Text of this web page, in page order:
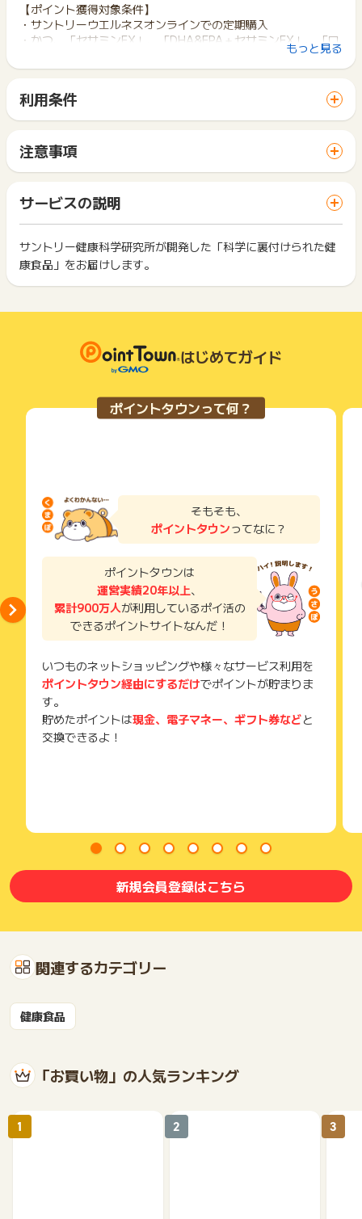
【ポイント獲得対象条件】
・サントリーウエルネスオンラインでの定期購入
・かつ、「セサミンEX」、「DHA&EPA＋セサミンEX」、「ロ
・申込から1年以上の継続した場合
【ポイント獲得対象外条件】
・不正申込や発送前キャンセル
・サントリーウエルネスオンラインでの2回目以降の購入
・「セサミンEX」、「DHA&EPA＋セサミンEX」、「ロコモ
ア」以外のポイント獲得対象外商品の購入
・申込から1年以内の解約した場合
※定期購入の定義は「当該商品の初めての定期購入」であり、す
でにサントリーウエルネスの既存購入者でも、該当商品の定期
購入が初ならば定期購入として獲得対象です。
過去ロコモアを通常購入したことがある方が、ロコモアを定
過去ロコモアを通常購入したことがある方が、DHAを定期で
購入 →定期購入として獲得対象
過去ロコモアを定期購入して現在解約済の方が、ロコモアを
定期で購入 →定期購入として獲得対象外
ざいます。
もっと見る
利用条件
サイトに移動してからお申し込みやお買い物が完了するまでの
間に、同じブラウザ（※）で他のサイトに移動した場合はポイン
ト獲得ができません。
「 ショッピングでポイントGET 」ボタンを押した時とサービ
ス・お買い物利用時で、デバイス・ブラウザが異なる場合はポ
イント獲得ができません。
2回以上同じお買い物・サービスをご利用される場合は、毎回
ポイントタウンに戻り、「 ショッピングでポイントGET 」ボ
下記の事項に該当する場合、広告主側で対象外とみなし、「獲
・同一端末や同一世帯で、繰り返し利用不可のサービス・お買
い物を複数回ご利用された場合
・他のポイントサイトや比較サイト、検索サイトなどを経由し
ご利用前には、Cookieの削除をおこなっていただくことを推奨
します。
読みください。
お申し込みやお買い物後、利用したサイトから送られる購入完
獲得待ち・獲得失敗の状態でお問い合わせされる際に、該当の
メールを送っていただく場合がございます。
そのため、紛失・破棄された場合は対応いたしかねますので、
ご注意ください。
注意事項
一部のサービスにつきましては、1商品につき10円単位の金額
は切り捨てとなります。
ポイント獲得が1ポイント未満のものは切り捨てとなり、ポイ
ント履歴には記載されません。
原則として広告主側のポイント等を利用して支払われた金額分
につきましては、ポイントタウンのポイント獲得の対象には含
まれません。
各サービス・お買い物の獲得ポイントや獲得条件、キャンペー
ン期間が予告なしに変更される場合がございますが、ご利用さ
条件を達成しているかどうかは各広告主ではなく、代理店が行
っているため、広告主はポイントに関する詳細を把握しており
広告に遷移しない場合は掲載が終了となっておりポイントが獲
得できませんので、ご注意くださいませ。
サービスの説明
サントリー健康科学研究所が開発した「科学に裏付けられた健
康食品」をお届けします。
はじめてガイド
ポイントタウンって何？
そもそも、
ポイントタウンってなに？
ポイントタウンは
運営実績20年以上、
累計900万人が利用しているポイ活の
できるポイントサイトなんだ！
いつものネットショッピングや様々なサービス利用を
ポイントタウン経由にするだけでポイントが貯まりま
す。
貯めたポイントは現金、電子マネー、ギフト券などと
交換できるよ！
新規会員登録はこちら
関連するカテゴリー
健康食品
「お買い物」の人気ランキング
1 2 3